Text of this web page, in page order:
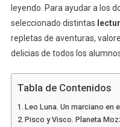
leyendo. Para ayudar a los
seleccionado distintas
repletas de aventuras,
delicias de todos los
Tabla de Contenidos
Leo Luna. Un marciano en
Pisco y Visco. Planeta